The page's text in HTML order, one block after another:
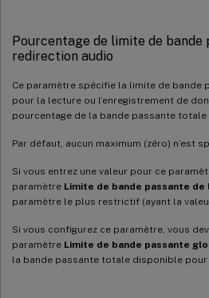
Pourcentage de limite de bande
redirection audio
Ce paramètre spécifie la limite de bande
pour la lecture ou l’enregistrement de
pourcentage de la bande passante totale
Par défaut, aucun maximum (zéro) n’est
Si vous entrez une valeur pour ce
paramètre Limite de bande passante
paramètre le plus restrictif (ayant la
Si vous configurez ce paramètre, vous
paramètre Limite de bande passante
la bande passante totale disponible pour